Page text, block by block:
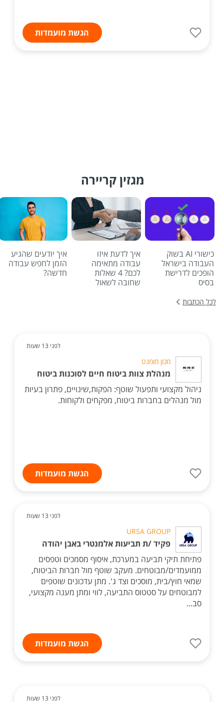
הגשת מועמדות
מגזין קריירה
כישורי AI בשוק
העבודה בישראל
הופכים לדרישת
בסיס
איך לדעת איזו
עבודה מתאימה
לכם? 4 שאלות
שחובה לשאול
איך יודעים שהגיע
הזמן לחפש עבודה
חדשה?
לכל הכתבות
לפני 13 שעות
מכון מומנט
מנהלת צוות ביטוח חיים לסוכנות ביטוח
ניהול מקצועי ותפעול שוטף: הפקות,שינויים, פתרון בעיות
מול מנהלים בחברות ביטוח, מפקחים ולקוחות.
הגשת מועמדות
לפני 13 שעות
URSA GROUP
פקיד /ת תביעות אלמנטרי באבן יהודה
פתיחת תיקי תביעה במערכת, איסוף מסמכים וטפסים
ממועמדים/מבוטחים. מעקב שוטף מול חברות הביטוח,
שמאי חוץ/בית, מוסכים וצד ג'. מתן עדכונים שוטפים
למבוטחים על סטטוס התביעה, לווי ומתן מענה מקצועי,
סב...
הגשת מועמדות
לפני 13 שעות